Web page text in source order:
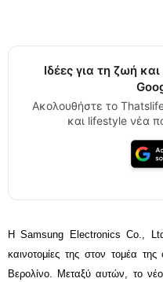
Ιδέες για τη ζωή
Ακολουθήστε το
και lifestyle νέα
Η Samsung Electronics Co.,
καινοτομίες της στον τομέα
Βερολίνο. Μεταξύ αυτών, το